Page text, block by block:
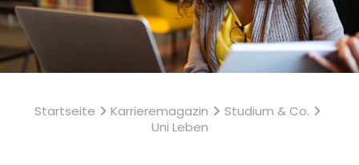
Startseite Karrieremagazin
Studium & Co.
Uni Leben